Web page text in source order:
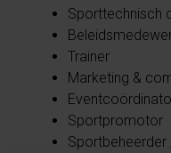
Sporttechnisch
Trainer
Marketing &
Sportpromotor